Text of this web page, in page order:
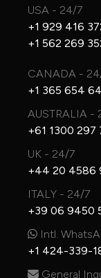
USA - 24/7
+1 929 416
+1 562 269
CANADA -
+1 365 654
AUSTRALIA -
+61 1300 297
UK - 24/7
+44 20 4586
ITALY - 24/7
+39 06 9450
Intl.
+1 424-339-
General